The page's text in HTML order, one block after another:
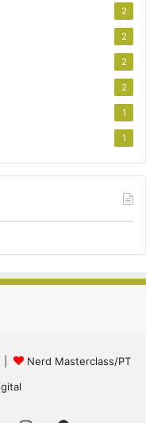
2
2
2
2
1
1
|
Nerd Masterclass/PT